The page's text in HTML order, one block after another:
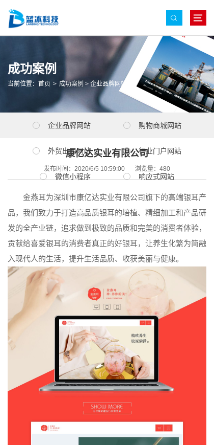
成功案例
当前位置： 首页 > 成功案例 > 企业品牌网站
企业品牌网站 购物商城网站
外贸出口网站 行业门户网站
微信小程序 响应式网站
康亿达实业有限公司
发布时间：2020/6/5 10:59:00 浏览量： 480
金燕耳为深圳市康亿达实业有限公司旗下的高端银耳产
品，我们致力于打造高品质银耳的培植、精细加工和产品研
发的全产业链，追求做到极致的品质和完美的消费者体验，
贡献给喜爱银耳的消费者真正的好银耳，让养生化繁为简融
入现代人的生活，提升生活品质、收获美丽与健康。